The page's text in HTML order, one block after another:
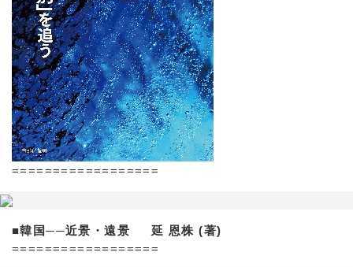
==================
■韓国──近景・遠景 延 恩株 (著)
==================